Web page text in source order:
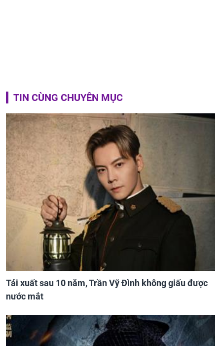
TIN CÙNG CHUYÊN MỤC
Tái xuất sau 10 năm, Trần Vỹ Đình không giấu được
nước mắt